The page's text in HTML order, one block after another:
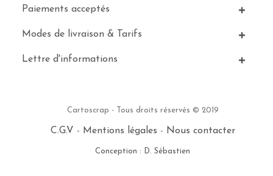
Paiements acceptés
Modes de livraison & Tarifs
Lettre d'informations
Cartoscrap - Tous droits réservés © 2019
C.G.V - Mentions légales - Nous contacter
Conception : D. Sébastien